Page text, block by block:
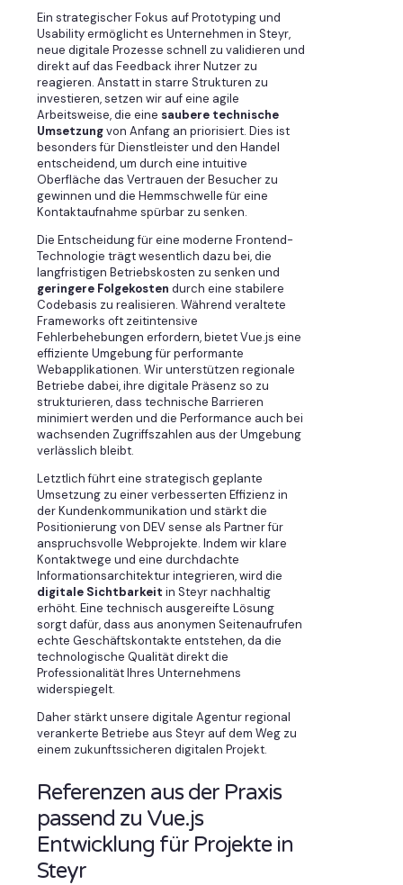
Ein strategischer Fokus auf Prototyping und
Usability ermöglicht es Unternehmen in Steyr,
neue digitale Prozesse schnell zu validieren und
direkt auf das Feedback ihrer Nutzer zu
reagieren. Anstatt in starre Strukturen zu
investieren, setzen wir auf eine agile
Arbeitsweise, die eine saubere technische
Umsetzungvon Anfang an priorisiert. Dies ist
besonders für Dienstleister und den Handel
entscheidend, um durch eine intuitive
Oberfläche das Vertrauen der Besucher zu
gewinnen und die Hemmschwelle für eine
Kontaktaufnahme spürbar zu senken.
Die Entscheidung für eine moderne Frontend-
Technologie trägt wesentlich dazu bei, die
langfristigen Betriebskosten zu senken und
geringere Folgekosten durch eine stabilere
Codebasis zu realisieren. Während veraltete
Frameworks oft zeitintensive
Fehlerbehebungen erfordern, bietet Vue.js eine
effiziente Umgebung für performante
Webapplikationen. Wir unterstützen regionale
Betriebe dabei, ihre digitale Präsenz so zu
strukturieren, dass technische Barrieren
minimiert werden und die Performance auch bei
wachsenden Zugriffszahlen aus der Umgebung
verlässlich bleibt.
Letztlich führt eine strategisch geplante
Umsetzung zu einer verbesserten Effizienz in
der Kundenkommunikation und stärkt die
Positionierung von DEV sense als Partner für
anspruchsvolle Webprojekte. Indem wir klare
Kontaktwege und eine durchdachte
Informationsarchitektur integrieren, wird die
digitale Sichtbarkeit in Steyr nachhaltig
erhöht. Eine technisch ausgereifte Lösung
sorgt dafür, dass aus anonymen Seitenaufrufen
echte Geschäftskontakte entstehen, da die
technologische Qualität direkt die
Professionalität Ihres Unternehmens
widerspiegelt.
Daher stärkt unsere digitale Agentur regional
verankerte Betriebe aus Steyr auf dem Weg zu
einem zukunftssicheren digitalen Projekt.
Referenzen aus der Praxis
passend zu Vue.js
Entwicklung für Projekte in
Steyr